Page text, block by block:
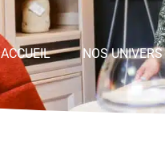
ACCUEIL NOS UNIVERS